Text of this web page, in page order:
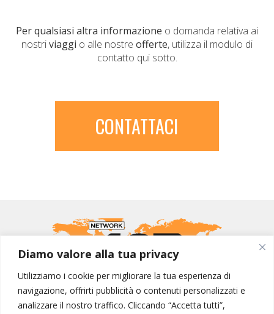
Diamo valore alla tua privacy
Utilizziamo i cookie per migliorare la tua esperienza di
navigazione, offrirti pubblicità o contenuti personalizzati e
analizzare il nostro traffico. Cliccando “Accetta tutti”,
Per qualsiasi altra informazione o domanda relativa ai
nostriviaggi o alle nostre offerte, utilizza il modulo di
contatto qui sotto.
CONTATTACI
MONDO IOT VIAGGI